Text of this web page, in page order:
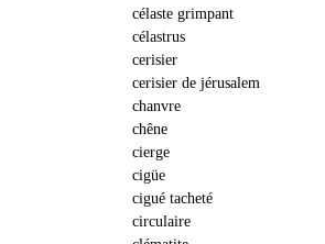
célaste grimpant
célastrus
cerisier
cerisier de jérusalem
chanvre
chêne
cierge
cigüe
cigué tacheté
circulaire